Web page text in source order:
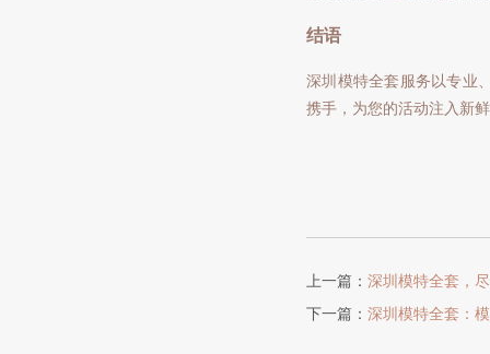
结语
深圳模特全套服务以专业
携手，为您的活动注入新
上一篇： 深圳模特全套，
下一篇： 深圳模特全套：